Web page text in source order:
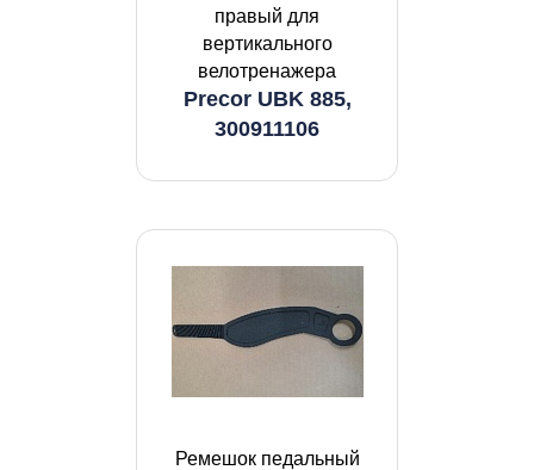
правый для
вертикального
велотренажера
Precor UBK 885,
300911106
Ремешок педальный